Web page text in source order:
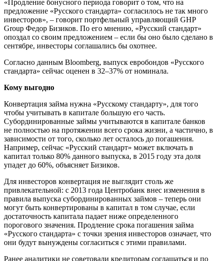
«Продление бонусного периода говорит о том, что на
предложение «Русского стандарта» согласилось не так много
инвесторов», – говорит портфельный управляющий GHP
Group Федор Бизиков. По его мнению, «Русский стандарт»
опоздал со своим предложением – если бы оно было сделано в
сентябре, инвесторы соглашались бы охотнее.
Согласно данным Bloomberg, выпуск евробондов «Русского
стандарта» сейчас оценен в 32–37% от номинала.
Кому выгодно
Конвертация займа нужна «Русскому стандарту», для того
чтобы учитывать в капитале большую его часть.
Субординированные займы учитываются в капитале банков
не полностью на протяжении всего срока жизни, а частично, в
зависимости от того, сколько лет осталось до погашения.
Например, сейчас «Русский стандарт» может включать в
капитал только 80% данного выпуска, в 2015 году эта доля
упадет до 60%, объясняет Бизиков.
Для инвесторов конвертация не выглядит столь же
привлекательной: с 2013 года Центробанк внес изменения в
правила выпуска субординированных займов – теперь они
могут быть конвертированы в капитал в том случае, если
достаточность капитала падает ниже определенного
порогового значения. Продление срока погашения займа
«Русского стандарта» с точки зрения инвесторов означает, что
они будут вынуждены согласиться с этими правилами.
Ранее аналитики не советовали кредиторам соглашаться и по